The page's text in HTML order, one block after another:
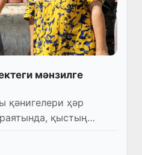
мәнзилге
қәнигелери ҳәр
қыстың
саратан ыссы
хызметинде болып